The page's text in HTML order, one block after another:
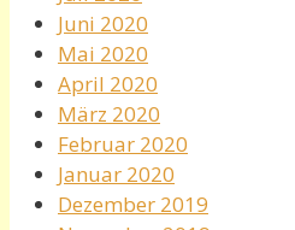
Juni 2020
Mai 2020
April 2020
März 2020
Februar 2020
Januar 2020
Dezember 2019